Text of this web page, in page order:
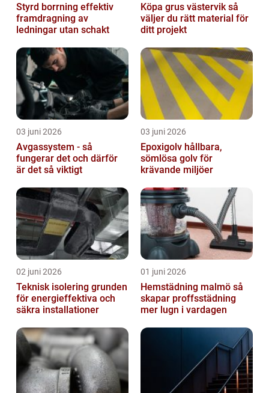
Styrd borrning effektiv
framdragning av
ledningar utan schakt
Köpa grus västervik så
väljer du rätt material för
ditt projekt
03 juni 2026
Avgassystem - så
fungerar det och därför
är det så viktigt
03 juni 2026
Epoxigolv hållbara,
sömlösa golv för
krävande miljöer
02 juni 2026
Teknisk isolering grunden
för energieffektiva och
säkra installationer
01 juni 2026
Hemstädning malmö så
skapar proffsstädning
mer lugn i vardagen